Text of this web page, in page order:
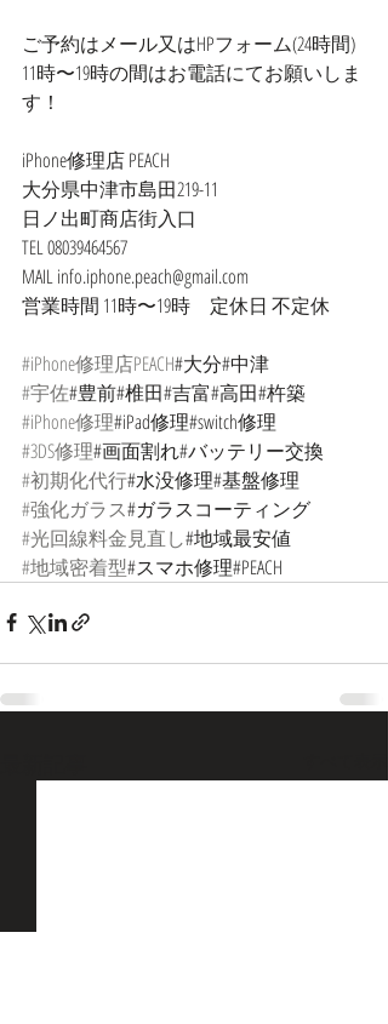
ご予約はメール又はHPフォーム(24時間)
11時〜19時の間はお電話にてお願いしま
す！
iPhone修理店 PEACH
大分県中津市島田219-11
日ノ出町商店街入口
TEL 08039464567
MAIL info.iphone.peach@gmail.com
営業時間 11時〜19時　定休日 不定休
#iPhone修理店PEACH#大分#中津
#宇佐#豊前#椎田#吉富#高田#杵築
#iPhone修理#iPad修理#switch修理
#3DS修理#画面割れ#バッテリー交換
#初期化代行#水没修理#基盤修理
#強化ガラス#ガラスコーティング
#光回線料金見直し#地域最安値
#地域密着型#スマホ修理#PEACH